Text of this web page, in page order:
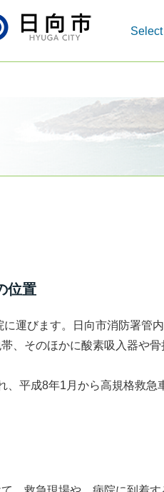
位置
運びます。日向市消防署管
、そのほかに酸素吸入器や
平成8年1月から高規格救急